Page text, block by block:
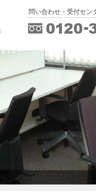
問い合わせ・受付セン